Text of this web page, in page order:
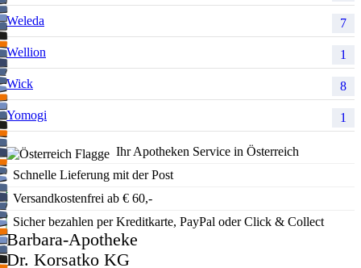
Weleda 7
Wellion 1
Wick 8
Yomogi 1
Ihr Apotheken Service in Österreich
Schnelle Lieferung mit der Post
Versandkostenfrei ab € 60,-
Sicher bezahlen per Kreditkarte, PayPal oder Click & Collect
Barbara-Apotheke
Dr. Korsatko KG